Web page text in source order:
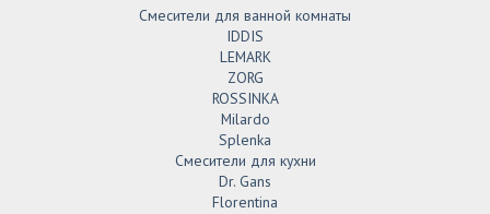
Смесители для ванной комнаты
IDDIS
LEMARK
ZORG
ROSSINKA
Milardo
Splenka
Смесители для кухни
Dr. Gans
Florentina